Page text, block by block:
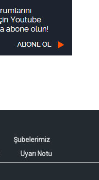
Şubelerimiz
Uyarı Notu